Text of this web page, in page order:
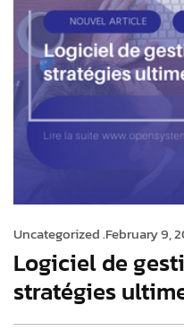
Uncategorized .February 9,
Logiciel de
stratégies